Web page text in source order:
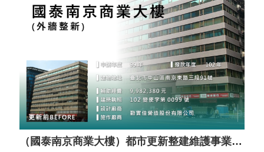
（國泰南京商業大樓）都市更新整建維護事業計畫案（套餐A）